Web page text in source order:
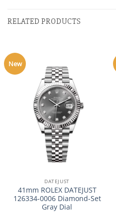
RELATED PRODUCTS
New
DATEJUST
41mm ROLEX DATEJUST
126334-0006 Diamond-Set
Gray Dial